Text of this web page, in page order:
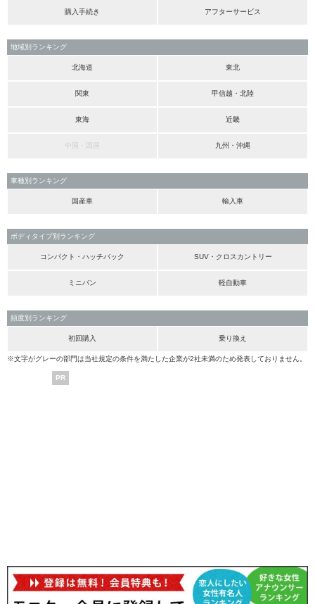
購入手続き アフターサービス
地域別ランキング
北海道 東北
関東 甲信越・北陸
東海 近畿
中国・四国 九州・沖縄
車種別ランキング
国産車 輸入車
ボディタイプ別ランキング
コンパクト・ハッチバック SUV・クロスカントリー
ミニバン 軽自動車
頻度別ランキング
初回購入 乗り換え
※文字がグレーの部門は当社規定の条件を満たした企業が2社未満のため発表しておりません。
PR